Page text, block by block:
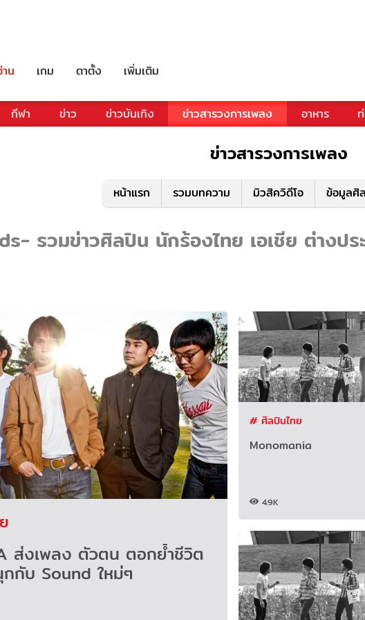
น เกม ตาตั้ง เพิ่มเติม
กีฬา ข่าว ข่าวบันเทิง ข่าวสารวงการเพลง อาหาร
ข่าวสารวงการเพลง
หน้าแรก รวมบทความ มิวสิควิดีโอ ข้อมูลศิ
รวมข่าวศิลปิน นักร้องไทย เอเชีย ต่างป
ส่งเพลง ตัวตน ตอกย้ำชีวิต
กกับ Sound ใหม่ๆ
# ศิลปินไทย
Monomania
4.9K